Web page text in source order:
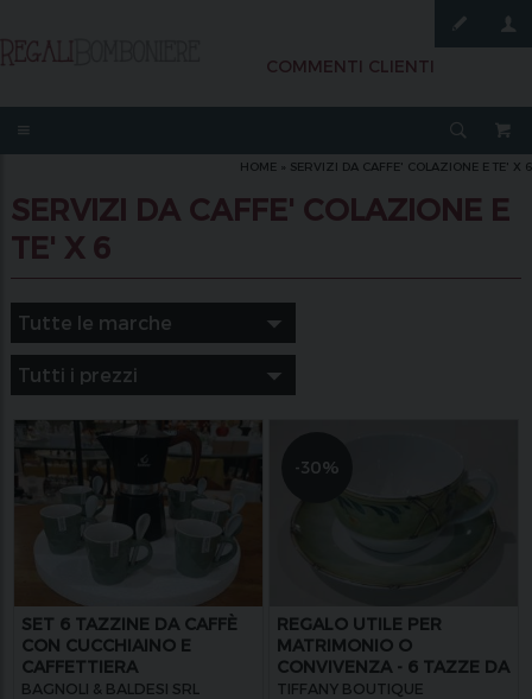
COMMENTI CLIENTI
HOME » SERVIZI DA CAFFE' COLAZIONE E TE' X 6
SERVIZI DA CAFFE' COLAZIONE E
TE' X 6
SET 6 TAZZINE DA CAFFÈ
CON CUCCHIAINO E
CAFFETTIERA
BAGNOLI & BALDESI SRL
-30%
REGALO UTILE PER
MATRIMONIO O
CONVIVENZA - 6 TAZZE DA
COLAZIONE
TIFFANY BOUTIQUE